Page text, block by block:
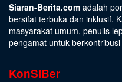
Siaran-Berita.com adalah
bersifat terbuka dan inklusif.
masyarakat umum, penulis
pengamat untuk
KonSiBer